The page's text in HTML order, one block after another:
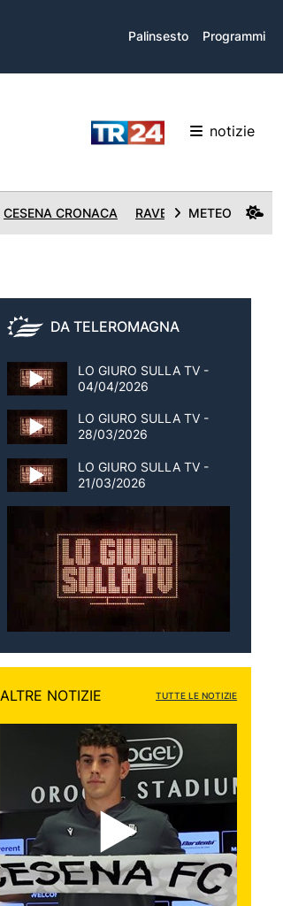
Palinsesto Programmi
notizie
CESENA CRONACA RAVENNA CRONACA
METEO
DA TELEROMAGNA
LO GIURO SULLA TV -
04/04/2026
LO GIURO SULLA TV -
28/03/2026
LO GIURO SULLA TV -
21/03/2026
ALTRE NOTIZIE TUTTE LE NOTIZIE